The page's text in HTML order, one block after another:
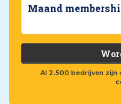
Maand
Al 2.500 bedrijven zijn